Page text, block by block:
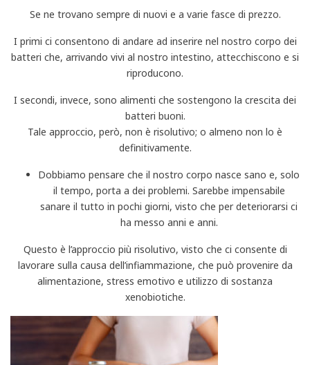
Se ne trovano sempre di nuovi e a varie fasce di prezzo.
I primi ci consentono di andare ad inserire nel nostro corpo dei
batteri che, arrivando vivi al nostro intestino, attecchiscono e si
riproducono.
I secondi, invece, sono alimenti che sostengono la crescita dei
batteri buoni.
Tale approccio, però, non è risolutivo; o almeno non lo è
definitivamente.
Dobbiamo pensare che il nostro corpo nasce sano e, solo
il tempo, porta a dei problemi. Sarebbe impensabile
sanare il tutto in pochi giorni, visto che per deteriorarsi ci
ha messo anni e anni.
Questo è l’approccio più risolutivo, visto che ci consente di
lavorare sulla causa dell’infiammazione, che può provenire da
alimentazione, stress emotivo e utilizzo di sostanza
xenobiotiche.